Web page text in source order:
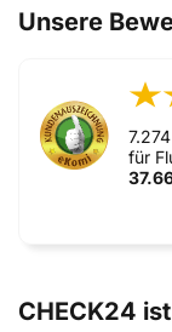
Unsere
für
CHECK24